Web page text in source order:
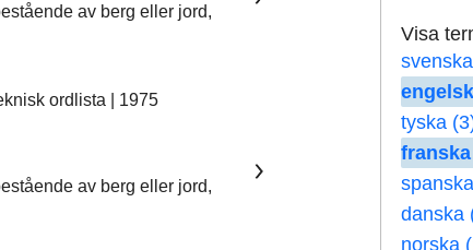
Visa
tyska
franska
danska
norska
av berg eller jord,
ordlista | 1975
av berg eller jord,